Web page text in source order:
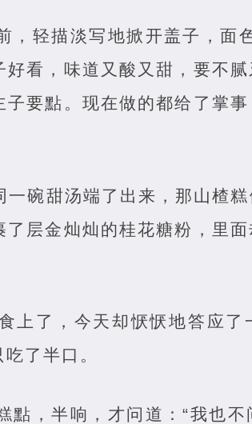
，轻描淡写地掀开盖子，面
看，味道又酸又甜，要不
要點。现在做的都给了掌
碗甜汤端了出来，那山楂
层金灿灿的桂花糖粉，里
上了，今天却恹恹地答应了
了半口。
點，半响，才问道：“我也